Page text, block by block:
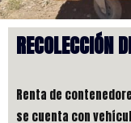
RECOLECCIÓN
Renta de
se cuenta con